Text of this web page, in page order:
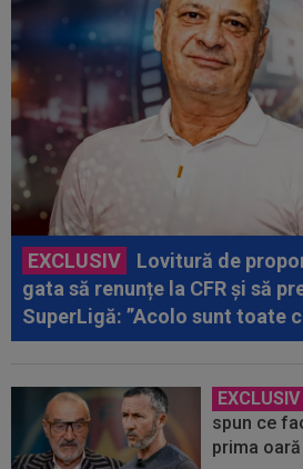
EXCLUSIV
Lovitură de
gata să renunțe la CFR și să
SuperLigă: ”Acolo sunt toate
EXCLUSIV
spun ce
prima